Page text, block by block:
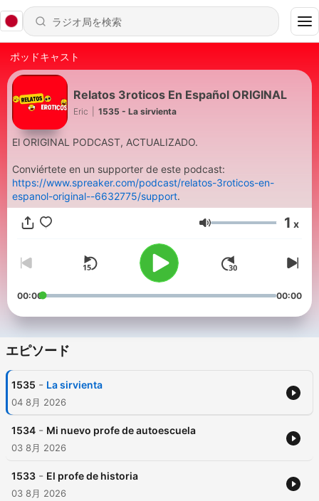
ポッドキャスト
Relatos 3roticos En Español ORIGINAL
Eric 1535 - La sirvienta
El ORIGINAL PODCAST, ACTUALIZADO.
Conviértete en un supporter de este podcast:
https://www.spreaker.com/podcast/relatos-3roticos-en-
espanol-original--6632775/support.
音量 1 x
00:00 00:00
エピソード
1535 - La sirvienta
04 8月 2026
1534 - Mi nuevo profe de autoescuela
03 8月 2026
1533 - El profe de historia
03 8月 2026